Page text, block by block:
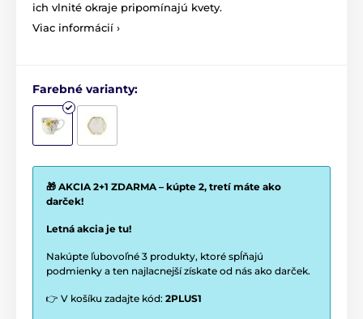
ich vlnité okraje pripomínajú kvety.
Viac informácií ›
Farebné varianty:
🎁 AKCIA 2+1 ZDARMA – kúpte 2, tretí máte ako
darček!
Letná akcia je tu!
Nakúpte ľubovoľné 3 produkty, ktoré spĺňajú
podmienky a ten najlacnejší získate od nás ako darček.
👉 V košíku zadajte kód: 2PLUS1